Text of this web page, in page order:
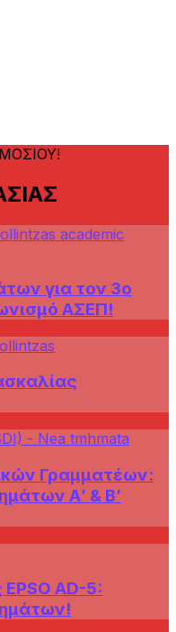
για τον 3ο
ΑΣΕΠ!
Γραμματέων:
Α’ & Β’
AD-5: